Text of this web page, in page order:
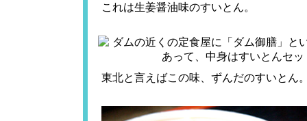
これは生姜醤油味のすいとん。
東北と言えばこの味、ずんだのすいとん